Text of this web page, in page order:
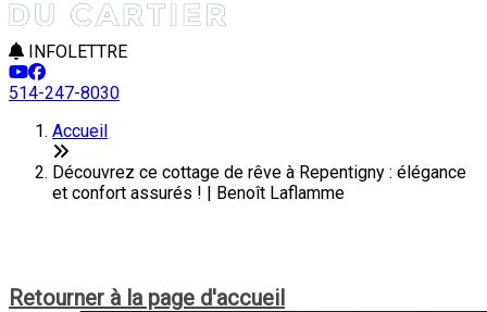
INFOLETTRE
514-247-8030
Accueil
Découvrez ce cottage de rêve à Repentigny : élégance
et confort assurés ! | Benoît Laflamme
Retourner à la page d'accueil